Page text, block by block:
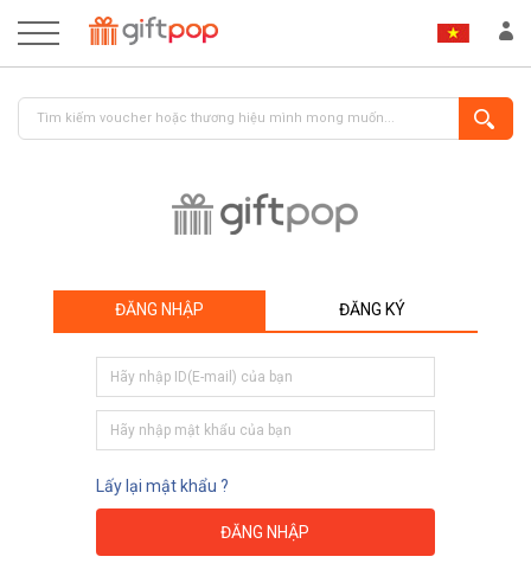
ĐĂNG NHẬP ĐĂNG KÝ
Lấy lại mật khẩu ?